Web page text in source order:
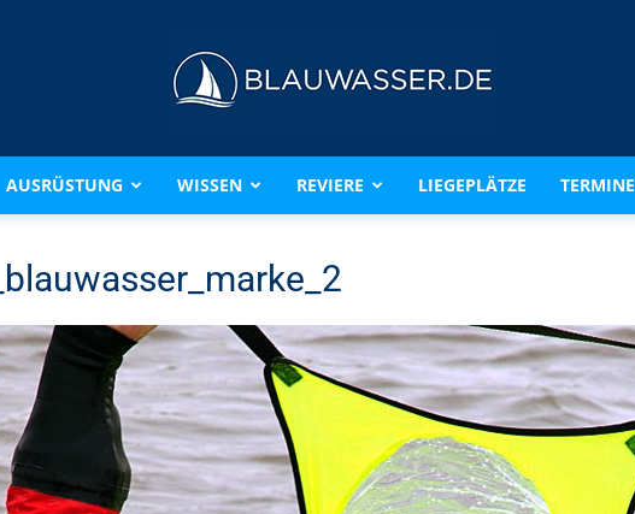
BLAUWASSER.DE
AUSRÜSTUNG WISSEN REVIERE LIEGEPLÄTZE TERMINE